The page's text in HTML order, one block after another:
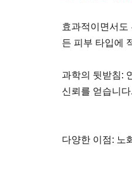
효과적이면서도
든 피부 타입에
과학의 뒷받침:
신뢰를 얻습니다.
다양한 이점: 노